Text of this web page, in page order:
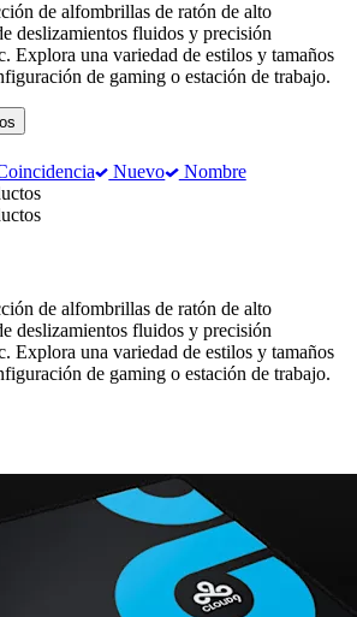
de alfombrillas de ratón de alto
deslizamientos fluidos y precisión
Explora una variedad de estilos y tamaños
de gaming o estación de trabajo.
Nuevo
Nombre
de alfombrillas de ratón de alto
deslizamientos fluidos y precisión
Explora una variedad de estilos y tamaños
de gaming o estación de trabajo.